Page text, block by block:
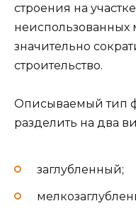
строения на
неиспользованных
значительно
строительство.
Описываемый тип
разделить на два
заглубленный;